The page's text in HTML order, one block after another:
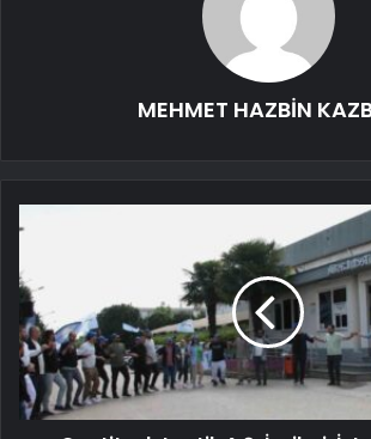
MEHMET HAZBİN